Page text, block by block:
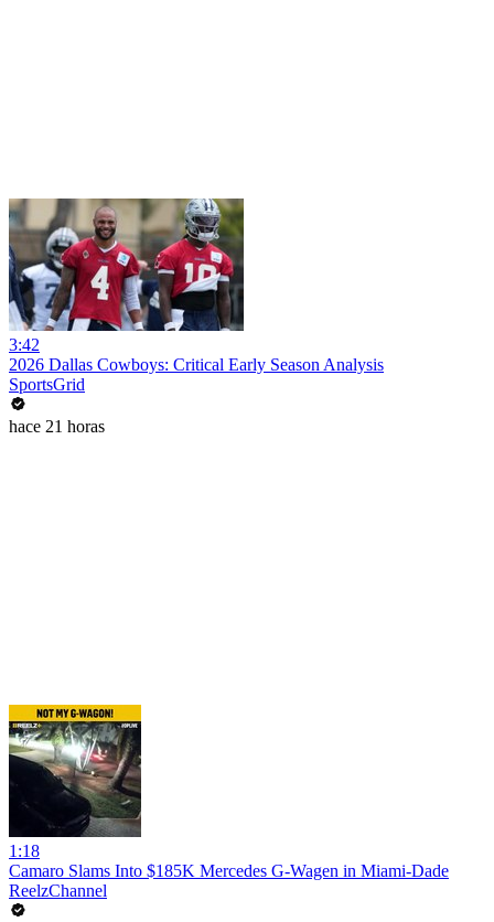
3:42
2026 Dallas Cowboys: Critical Early Season Analysis
SportsGrid
hace 21 horas
1:18
Camaro Slams Into $185K Mercedes G-Wagen in Miami-Dade
ReelzChannel